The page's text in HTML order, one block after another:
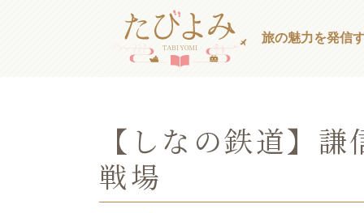
旅の魅力を発信
【しなの鉄道】
戦場